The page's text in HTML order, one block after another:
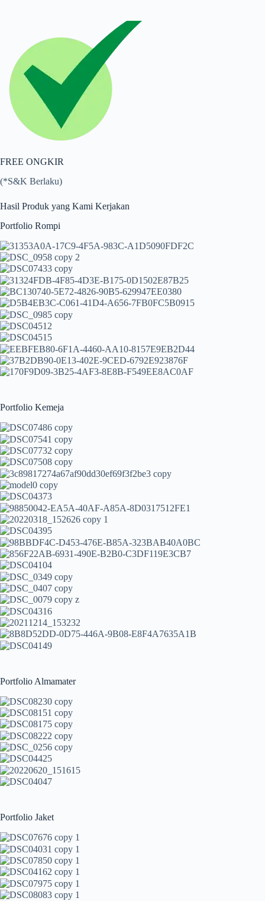
FREE ONGKIR
(*S&K Berlaku)
Hasil Produk yang Kami Kerjakan
Portfolio Rompi
Portfolio Kemeja
Portfolio Almamater
Portfolio Jaket